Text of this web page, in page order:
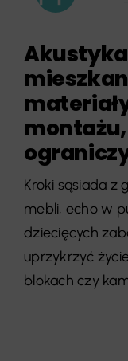
Akustyka
Kroki sąsiada z
mebli, echo w
dziecięcych
uprzykrzyć
blokach czy